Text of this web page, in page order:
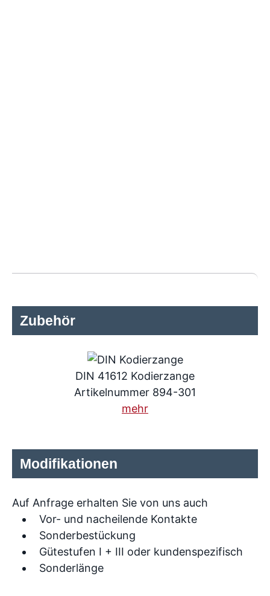
Zubehör
DIN 41612 Kodierzange
Artikelnummer 894-301
mehr
Modifikationen
Auf Anfrage erhalten Sie von uns auch
Vor- und nacheilende Kontakte
Sonderbestückung
Gütestufen I + III oder kundenspezifisch
Sonderlänge